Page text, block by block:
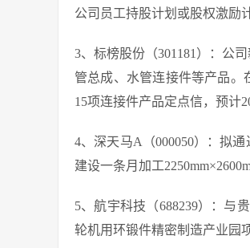
公司员工持股计划或股权激励
3、标榜股份（301181）：公
管总成、水管连接件等产品。
15项连接件产品定点信，预计
4、深天马A（000050）：拟
建设一条月加工
5、航宇科技（688239）：与
轮机用环锻件精密制造产业园项